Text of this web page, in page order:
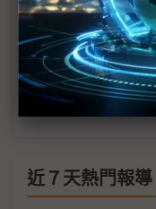
黃仁勳承諾加速
3座廠
AI基建軍備競賽
近７天熱門報導